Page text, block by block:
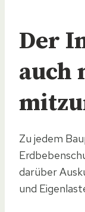
Der
auch
Zu jedem
darüber
und